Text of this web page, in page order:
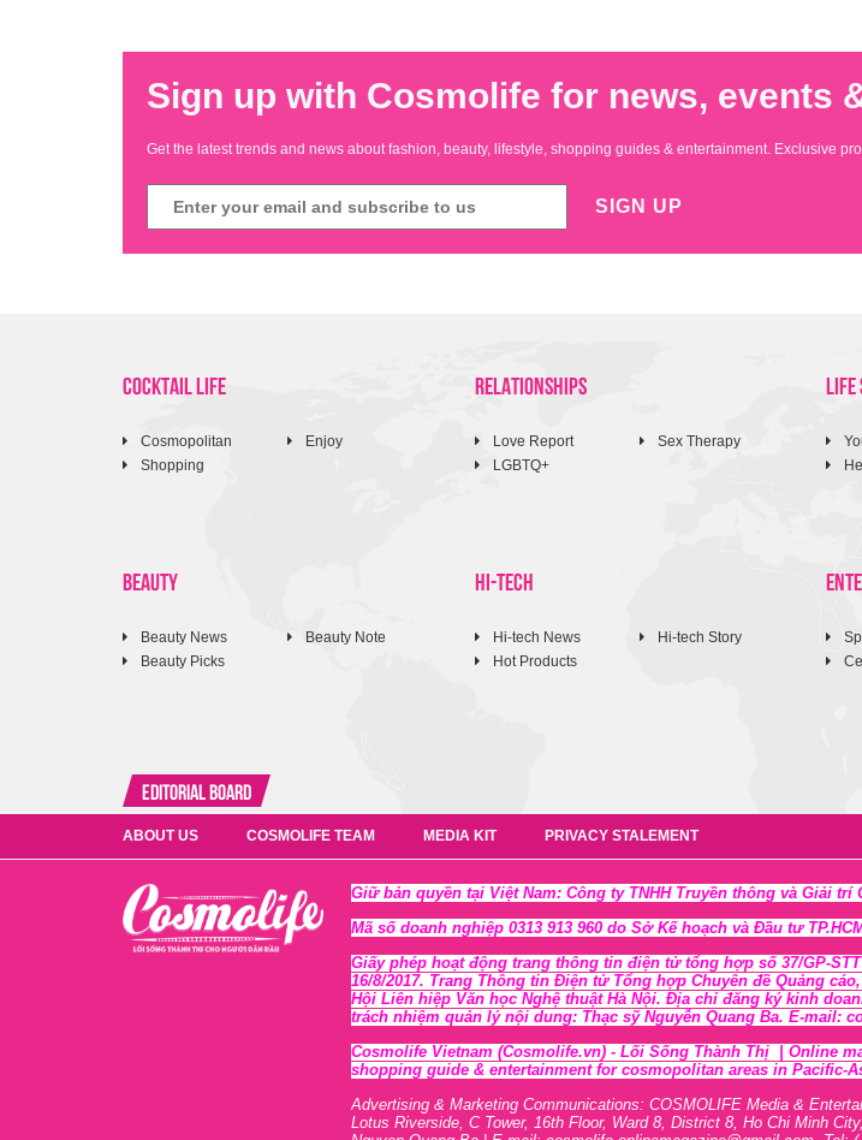
Sign up with Cosmolife for news, events
Get the latest trends and news about fashion, beauty, lifestyle, shopping guides & entertainment. Exclusive
SIGN UP
COCKTAIL LIFE
Cosmopolitan
Shopping
Enjoy
RELATIONSHIPS
Love Report
LGBTQ+
Sex Therapy
LIFE
BEAUTY
Beauty News
Beauty Picks
Beauty Note
HI-TECH
Hi-tech News
Hot Products
Hi-tech Story
Editorial Board
ABOUT US COSMOLIFE TEAM MEDIA KIT PRIVACY STALEMENT
Giữ bản quyền tại Việt Nam: Công ty TNHH Truyền thông và Giải trí
Mã số doanh nghiệp 0313 913 960 do Sở Kế hoạch và Đầu tư
Giấy phép hoạt động trang thông tin điện tử tổng hợp số 37/GP-
16/8/2017. Trang Thông tin Điện tử Tổng hợp Chuyên đề Quảng
Hội Liên hiệp Văn học Nghệ thuật Hà Nội. Địa chỉ đăng ký kinh
trách nhiệm quản lý nội dung: Thạc sỹ Nguyễn Quang Ba. E-mail:
Cosmolife Vietnam (Cosmolife.vn) - Lối Sống Thành Thị | Online
shopping guide & entertainment for cosmopolitan areas in Pacific-
Advertising & Marketing Communications: COSMOLIFE Media &
Lotus Riverside, C Tower, 16th Floor, Ward 8, District 8, Ho Chi Minh